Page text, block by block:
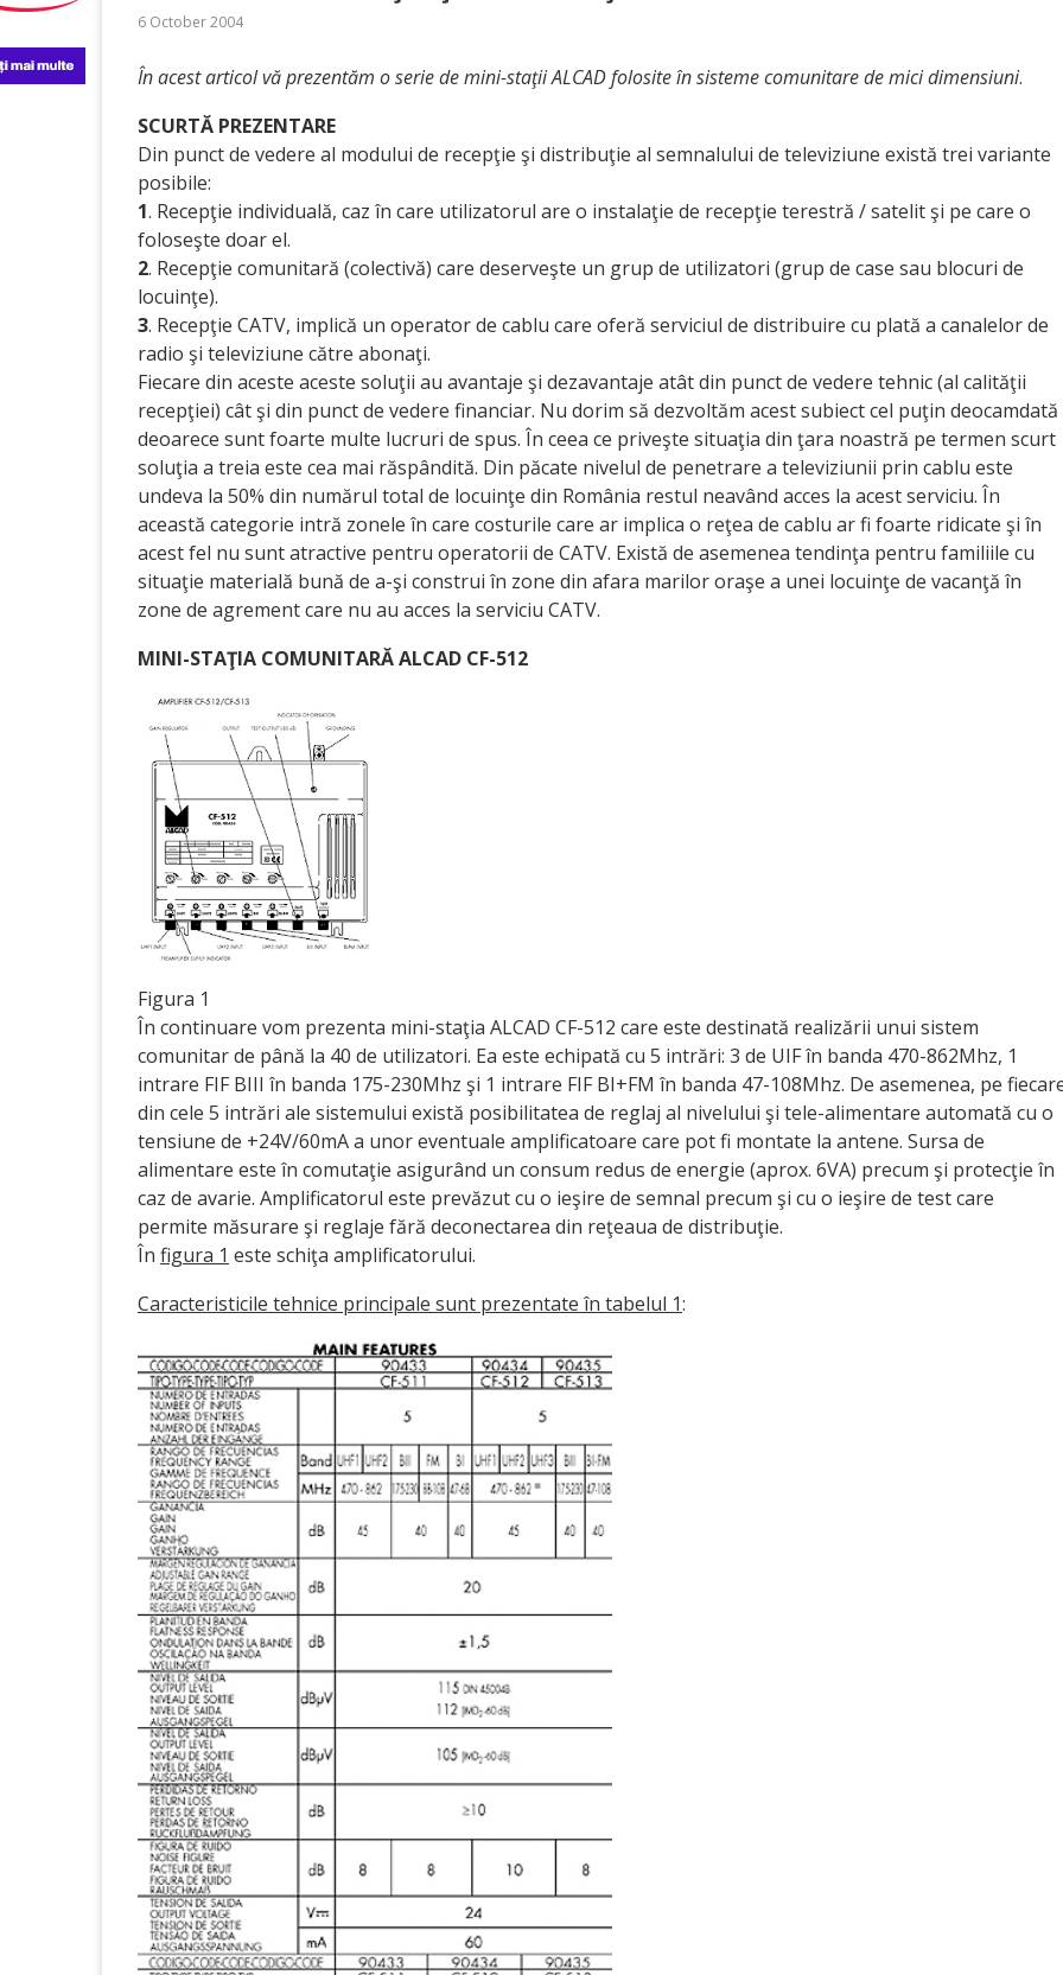
6 October 2004
În acest articol vă prezentăm o serie de mini-staţii ALCAD folosite în sisteme comunitare de mici dimensiuni.
SCURTĂ PREZENTARE
Din punct de vedere al modului de recepţie şi distribuţie al semnalului de televiziune există trei variante
posibile:
1. Recepţie individuală, caz în care utilizatorul are o instalaţie de recepţie terestră / satelit şi pe care o
foloseşte doar el.
2. Recepţie comunitară (colectivă) care deserveşte un grup de utilizatori (grup de case sau blocuri de
locuinţe).
3. Recepţie CATV, implică un operator de cablu care oferă serviciul de distribuire cu plată a canalelor de
radio şi televiziune către abonaţi.
Fiecare din aceste aceste soluţii au avantaje şi dezavantaje atât din punct de vedere tehnic (al calităţii
recepţiei) cât şi din punct de vedere financiar. Nu dorim să dezvoltăm acest subiect cel puţin deocamdată
deoarece sunt foarte multe lucruri de spus. În ceea ce priveşte situaţia din ţara noastră pe termen scurt
soluţia a treia este cea mai răspândită. Din păcate nivelul de penetrare a televiziunii prin cablu este
undeva la 50% din numărul total de locuinţe din România restul neavând acces la acest serviciu. În
această categorie intră zonele în care costurile care ar implica o reţea de cablu ar fi foarte ridicate şi în
acest fel nu sunt atractive pentru operatorii de CATV. Există de asemenea tendinţa pentru familiile cu
situaţie materială bună de a-şi construi în zone din afara marilor oraşe a unei locuinţe de vacanţă în
zone de agrement care nu au acces la serviciu CATV.
MINI-STAŢIA COMUNITARĂ ALCAD CF-512
Figura 1
În continuare vom prezenta mini-staţia ALCAD CF-512 care este destinată realizării unui sistem
comunitar de până la 40 de utilizatori. Ea este echipată cu 5 intrări: 3 de UIF în banda 470-862Mhz, 1
intrare FIF BIII în banda 175-230Mhz şi 1 intrare FIF BI+FM în banda 47-108Mhz. De asemenea, pe
din cele 5 intrări ale sistemului există posibilitatea de reglaj al nivelului şi tele-alimentare automată cu o
tensiune de +24V/60mA a unor eventuale amplificatoare care pot fi montate la antene. Sursa de
alimentare este în comutaţie asigurând un consum redus de energie (aprox. 6VA) precum şi protecţie în
caz de avarie. Amplificatorul este prevăzut cu o ieşire de semnal precum şi cu o ieşire de test care
permite măsurare şi reglaje fără deconectarea din reţeaua de distribuţie.
În figura 1 este schiţa amplificatorului.
Caracteristicile tehnice principale sunt prezentate în tabelul 1: